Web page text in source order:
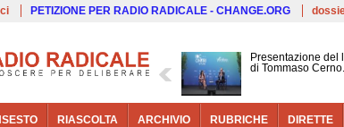
PETIZIONE PER RADIO RADICALE - CHANGE.ORG
Presentazione del
di Tommaso Cerno.
RIASCOLTA ARCHIVIO RUBRICHE DIRETTE